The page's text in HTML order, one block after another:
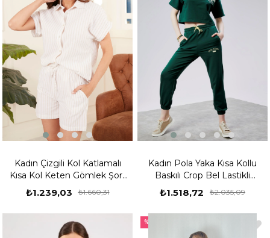
Kadın Çizgili Kol Katlamalı
Kısa Kol Keten Gömlek Şort
Alt Üst Takım
₺1.239,03 ₺1.660,31
Kadın Pola Yaka Kısa Kollu
Baskılı Crop Bel Lastikli
Eşofman Takımı - Haki
₺1.518,72 ₺2.035,09
%25